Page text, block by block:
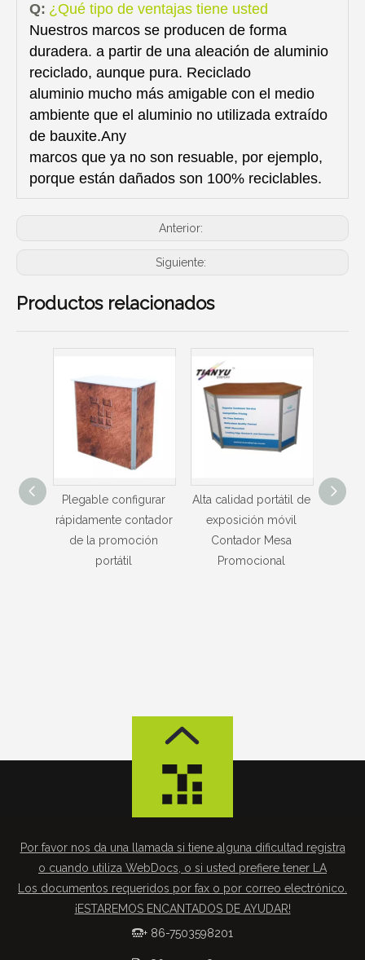
Q: ¿Qué tipo de ventajas tiene usted
Nuestros marcos se producen de forma
duradera. a partir de una aleación de aluminio
reciclado, aunque pura. Reciclado
aluminio mucho más amigable con el medio
ambiente que el aluminio no utilizada extraído
de bauxite.Any
marcos que ya no son resuable, por ejemplo,
porque están dañados son 100% reciclables.
Anterior:
Siguiente:
Productos relacionados
Alta calidad portátil de
exposición móvil
Contador Mesa
Promocional
Venta caliente
Publicidad Promoción
Tabla Contador portátil
Por favor nos da una llamada si tiene alguna dificultad registra
o cuando utiliza WebDocs, o si usted prefiere tener LA
Los documentos requeridos por fax o por correo electrónico.
¡ESTAREMOS ENCANTADOS DE AYUDAR!
+ 86-7503598201